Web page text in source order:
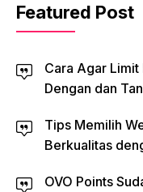
Featured Post
Cara Agar
Dengan dan
Tips Memilih
Berkualitas
OVO Points